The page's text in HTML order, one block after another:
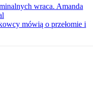
wraca. Amanda
mówią o przełomie i